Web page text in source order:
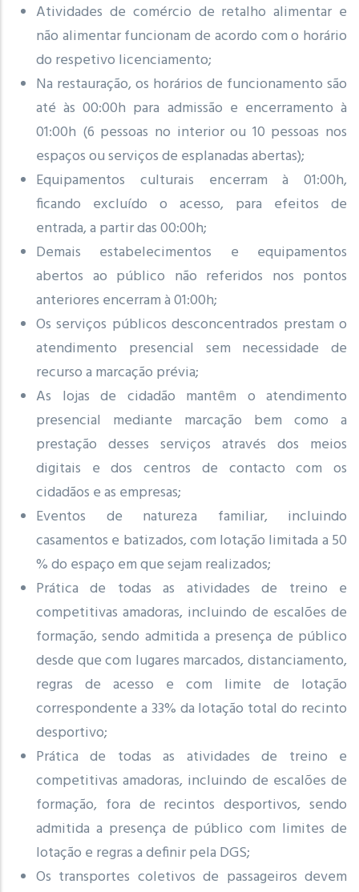
Atividades de comércio de retalho alimentar e
não alimentar funcionam de acordo com o horário
do respetivo licenciamento;
Na restauração, os horários de funcionamento são
até às 00:00h para admissão e encerramento à
01:00h (6 pessoas no interior ou 10 pessoas nos
espaços ou serviços de esplanadas abertas);
Equipamentos culturais encerram à 01:00h,
ficando excluído o acesso, para efeitos de
entrada, a partir das 00:00h;
Demais estabelecimentos e equipamentos
abertos ao público não referidos nos pontos
anteriores encerram à 01:00h;
Os serviços públicos desconcentrados prestam o
atendimento presencial sem necessidade de
recurso a marcação prévia;
As lojas de cidadão mantêm o atendimento
presencial mediante marcação bem como a
prestação desses serviços através dos meios
digitais e dos centros de contacto com os
cidadãos e as empresas;
Eventos de natureza familiar, incluindo
casamentos e batizados, com lotação limitada a 50
% do espaço em que sejam realizados;
Prática de todas as atividades de treino e
competitivas amadoras, incluindo de escalões de
formação, sendo admitida a presença de público
desde que com lugares marcados, distanciamento,
regras de acesso e com limite de lotação
correspondente a 33% da lotação total do recinto
desportivo;
Prática de todas as atividades de treino e
competitivas amadoras, incluindo de escalões de
formação, fora de recintos desportivos, sendo
admitida a presença de público com limites de
lotação e regras a definir pela DGS;
Os transportes coletivos de passageiros devem